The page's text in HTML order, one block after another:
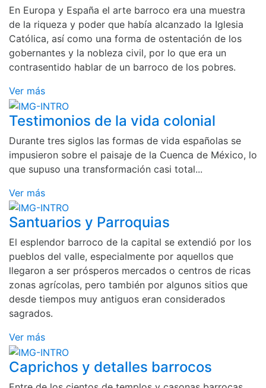
En Europa y España el arte barroco era una muestra
de la riqueza y poder que había alcanzado la Iglesia
Católica, así como una forma de ostentación de los
gobernantes y la nobleza civil, por lo que era un
contrasentido hablar de un barroco de los pobres.
Ver más
Testimonios de la vida colonial
Durante tres siglos las formas de vida españolas se
impusieron sobre el paisaje de la Cuenca de México, lo
que supuso una transformación casi total...
Ver más
Santuarios y Parroquias
El esplendor barroco de la capital se extendió por los
pueblos del valle, especialmente por aquellos que
llegaron a ser prósperos mercados o centros de ricas
zonas agrícolas, pero también por algunos sitios que
desde tiempos muy antiguos eran considerados
sagrados.
Ver más
Caprichos y detalles barrocos